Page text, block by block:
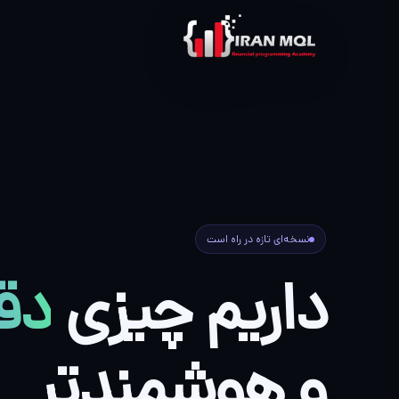
نسخه‌ای تازه در راه است
داریم چیزی